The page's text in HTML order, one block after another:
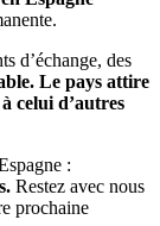
d’échange, des
Le pays attire
celui d’autres
:
Restez avec nous
prochaine